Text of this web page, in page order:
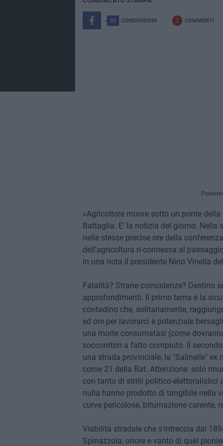
50 CONDIVISIONI 2 COMMENTI
«Agricoltore muore sotto un ponte
Battaglia. E' la notizia del giorno. Nella
nelle stesse precise ore della
dell'agricoltura ri-connessa al
in una nota il presidente Nino Vinella
Fatalità? Strane coincidenze? Destino
approfondimenti. Il primo tema è la
contadino che, solitariamente,
ed ore per lavorarci è potenziale
una morte consumatasi (come
soccorritori a fatto compiuto. Il
una strada provinciale, la "Salinelle" ex
come 21 della Bat. Attenzione: solo
con tanto di strilli politico-elettoralistici
nulla hanno prodotto di tangibile nella
curve pericolose, bitumazione carente,
Viabilità stradale che s'intreccia dal
Spinazzola, onore e vanto di quel